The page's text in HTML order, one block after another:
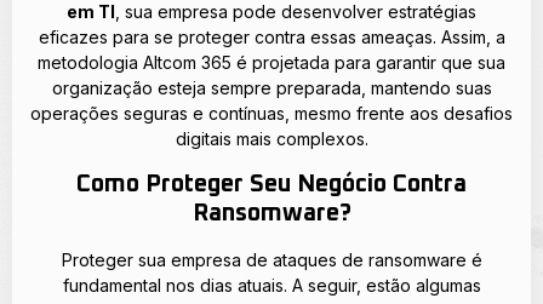
em TI , sua empresa pode desenvolver estratégias
eficazes para se proteger contra essas ameaças. Assim, a
metodologia Altcom 365 é projetada para garantir que sua
organização esteja sempre preparada, mantendo suas
operações seguras e contínuas, mesmo frente aos desafios
digitais mais complexos.
Como Proteger Seu Negócio Contra
Ransomware?
Proteger sua empresa de ataques de ransomware é
fundamental nos dias atuais. A seguir, estão algumas